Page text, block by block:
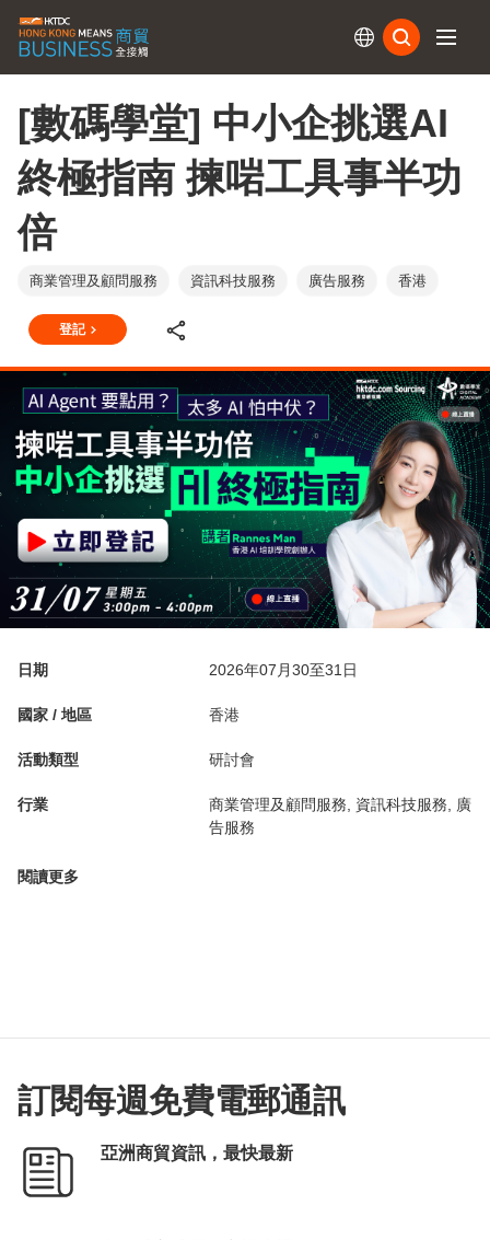
[數碼學堂] 中小企挑選AI
終極指南 揀啱工具事半功
倍
商業管理及顧問服務 資訊科技服務 廣告服務 香港
登記
日期 2026年07月30至31日
國家 / 地區 香港
活動類型 研討會
行業
商業管理及顧問服務, 資訊科技服務, 廣
告服務
閱讀更多
訂閱每週免費電郵通訊
亞洲商貿資訊，最快最新